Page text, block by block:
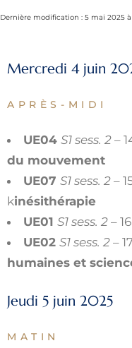
Dernière modification : 5 mai 2025
Mercredi 4 juin
APRÈS-MIDI
UE04 S1 sess. 2 –
du mouvement
UE07 S1 sess. 2 –
kinésithérapie
UE01 S1 sess. 2 –
UE02 S1 sess. 2 –
humaines et
Jeudi 5 juin 2025
MATIN